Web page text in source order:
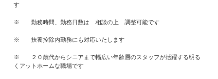
す
※　　勤務時間、勤務日数は　相談の上　調整可能です
※　　扶養控除内勤務にも対応いたします
※　　２０歳代からシニアまで幅広い年齢層のスタッフが活躍する明る
くアットホームな職場です